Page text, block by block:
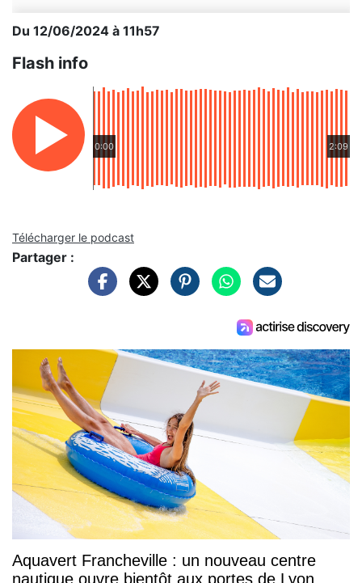
Du 12/06/2024 à 11h57
Flash info
0:00 2:09
Télécharger le podcast
Partager :
Aquavert Francheville : un nouveau centre
nautique ouvre bientôt aux portes de Lyon